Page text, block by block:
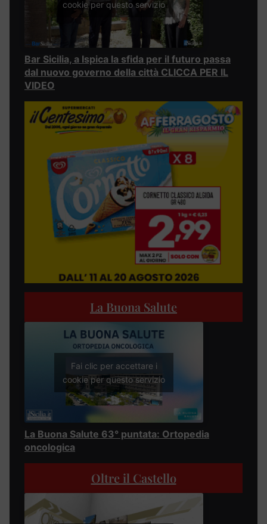
cookie per questo servizio
Bar Sicilia, a Ispica la sfida per il futuro passa
dal nuovo governo della città CLICCA PER IL
VIDEO
La Buona Salute
Fai clic per accettare i
cookie per questo servizio
La Buona Salute 63° puntata: Ortopedia
oncologica
Oltre il Castello